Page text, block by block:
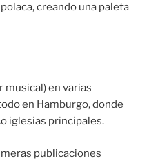
creando una paleta
en varias
en Hamburgo, donde
iglesias principales.
publicaciones